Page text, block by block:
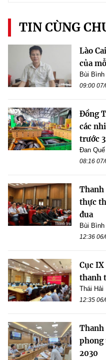
TIN CÙNG
Lào
của
Bùi Bình
09:00
Đồng
các
trước
Đan Quế
08:16
Thanh
thực
đua
Bùi Bình
12:36
Cục
thanh
Thái Hải
12:35
Thanh
phong
2030